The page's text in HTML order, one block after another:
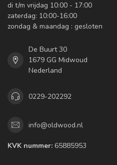
di t/m vrijdag 10:00 - 17:00
zaterdag: 10:00-16:00
zondag & maandag : gesloten
De Buurt 30
1679 GG Midwoud
Nederland
0229-202292
info@oldwood.nl
KVK nummer: 65885953